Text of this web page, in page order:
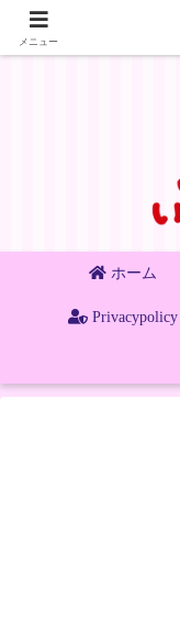
ホーム
Privacypolicy
メニュー